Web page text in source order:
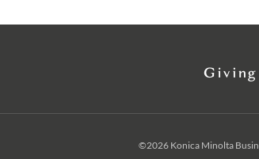
©2026 Konica Minolta